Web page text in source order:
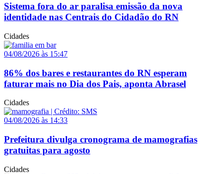
Sistema fora do ar paralisa emissão da nova
identidade nas Centrais do Cidadão do RN
Cidades
04/08/2026 às 15:47
86% dos bares e restaurantes do RN esperam
faturar mais no Dia dos Pais, aponta Abrasel
Cidades
04/08/2026 às 14:33
Prefeitura divulga cronograma de mamografias
gratuitas para agosto
Cidades